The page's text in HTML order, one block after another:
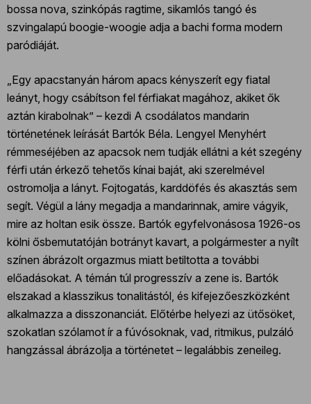
bossa nova, szinkópás ragtime, sikamlós tangó és
szvingalapú boogie-woogie adja a bachi forma modern
paródiáját.
„Egy apacstanyán három apacs kényszerít egy fiatal
leányt, hogy csábítson fel férfiakat magához, akiket ők
aztán kirabolnak” – kezdi A csodálatos mandarin
történetének leírását Bartók Béla. Lengyel Menyhért
rémmeséjében az apacsok nem tudják ellátni a két szegény
férfi után érkező tehetős kínai baját, aki szerelmével
ostromolja a lányt. Fojtogatás, karddöfés és akasztás sem
segít. Végül a lány megadja a mandarinnak, amire vágyik,
mire az holtan esik össze. Bartók egyfelvonásosa 1926-os
kölni ősbemutatóján botrányt kavart, a polgármester a nyílt
színen ábrázolt orgazmus miatt betiltotta a további
előadásokat. A témán túl progresszív a zene is. Bartók
elszakad a klasszikus tonalitástól, és kifejezőeszközként
alkalmazza a disszonanciát. Előtérbe helyezi az ütősöket,
szokatlan szólamot ír a fúvósoknak, vad, ritmikus, pulzáló
hangzással ábrázolja a történetet – legalábbis zeneileg.